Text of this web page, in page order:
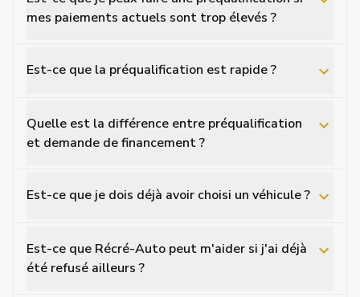
mes paiements actuels sont trop élevés ?
Est-ce que la préqualification est rapide ?
Quelle est la différence entre préqualification
et demande de financement ?
Est-ce que je dois déjà avoir choisi un véhicule ?
Est-ce que Récré-Auto peut m'aider si j'ai déjà
été refusé ailleurs ?